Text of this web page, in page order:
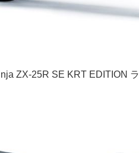
ZX-25R SE KRT EDITION